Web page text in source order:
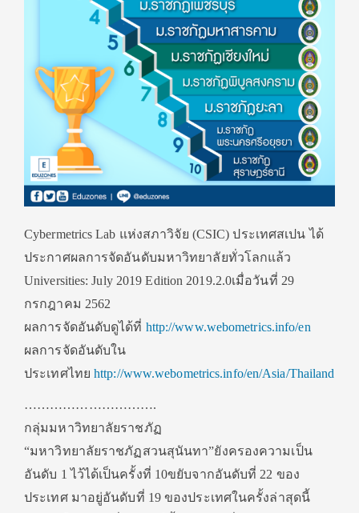
Cybermetrics Lab แห่งสภาวิจัย (CSIC) ประเทศสเปน ได้
ประกาศผลการจัดอันดับมหาวิทยาลัยทั่วโลกแล้ว
Universities: July 2019 Edition 2019.2.0เมื่อวันที่ 29
กรกฎาคม 2562
ผลการจัดอันดับดูได้ที่ http://www.webometrics.info/en
ผลการจัดอันดับใน
ประเทศไทย http://www.webometrics.info/en/Asia/Thailand
………………………….
กลุ่มมหาวิทยาลัยราชภัฏ
“มหาวิทยาลัยราชภัฏสวนสุนันทา”ยังครองความเป็น
อันดับ 1 ไว้ได้เป็นครั้งที่ 10ขยับจากอันดับที่ 22 ของ
ประเทศ มาอยู่อันดับที่ 19 ของประเทศในครั้งล่าสุดนี้